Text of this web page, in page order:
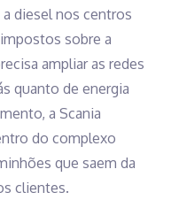
diesel nos centros
sobre a
ampliar as redes
quanto de energia
a Scania
do complexo
que saem da
clientes.